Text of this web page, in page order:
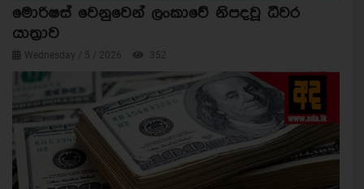
මොරිෂස් වෙනුවෙන් ලංකාවේ නිපදවූ ධීවර
යාත්‍රාව
Wednesday / 5 / 2026 352